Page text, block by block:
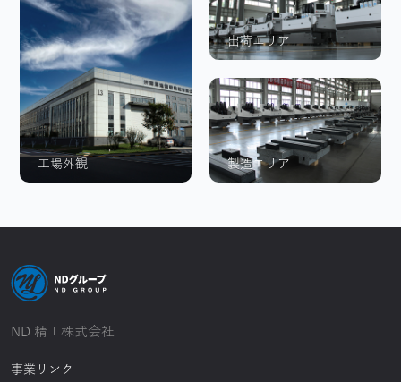
工場外観
出荷エリア
製造エリア
ND 精工株式会社
事業リンク